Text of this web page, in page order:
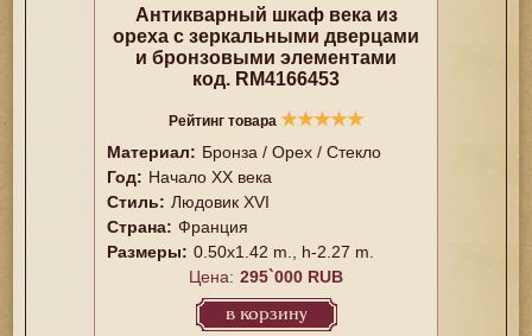
Антикварный шкаф века из
ореха с зеркальными дверцами
и бронзовыми элементами
код. RM4166453
Рейтинг товара ★★★★★
Материал: Бронза / Орех / Стекло
Год: Начало XX века
Стиль: Людовик XVI
Страна: Франция
Размеры: 0.50x1.42 m., h-2.27 m.
Цена: 295`000 RUB
в корзину